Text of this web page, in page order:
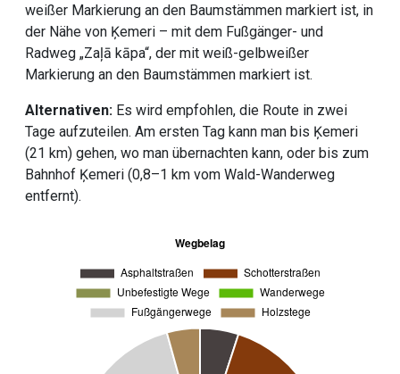
weißer Markierung an den Baumstämmen markiert ist, in
der Nähe von Ķemeri – mit dem Fußgänger- und
Radweg „Zaļā kāpa“, der mit weiß-gelbweißer
Markierung an den Baumstämmen markiert ist.
Alternativen: Es wird empfohlen, die Route in zwei
Tage aufzuteilen. Am ersten Tag kann man bis Ķemeri
(21 km) gehen, wo man übernachten kann, oder bis zum
Bahnhof Ķemeri (0,8–1 km vom Wald-Wanderweg
entfernt).